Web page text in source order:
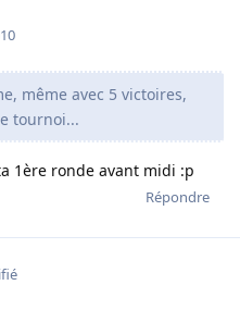
même avec 5 victoires,
tournoi...
1ère ronde avant midi :p
Répondre